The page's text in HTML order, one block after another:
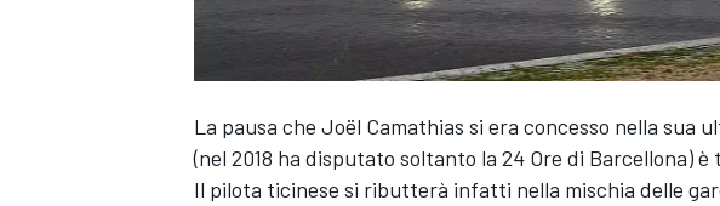
La pausa che Joël Camathias si era concesso nella sua
(nel 2018 ha disputato soltanto la 24 Ore di Barcellona) è
Il pilota ticinese si ributterà infatti nella mischia delle